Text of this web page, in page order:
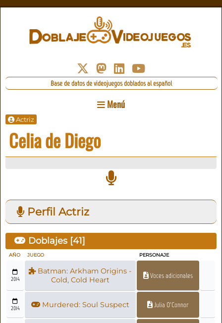
Base de datos de videojuegos doblados al español
Menú
Actriz
Celia de Diego
Perfil Actriz
Doblajes [41]
AÑO JUEGO PERSONAJE
2014
Batman: Arkham Origins -
Cold, Cold Heart
Voces adicionales
2014 Murdered: Soul Suspect Julia O'Connor